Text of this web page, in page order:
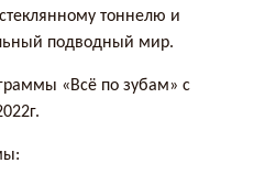
тоннелю и
подводный мир.
«Всё по зубам» с